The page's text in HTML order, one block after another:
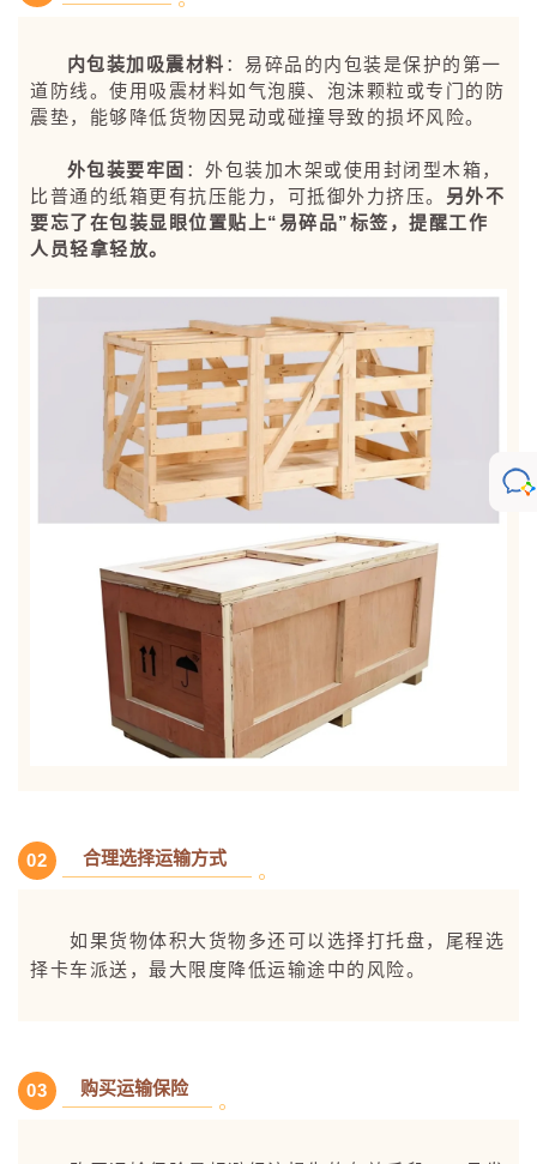
内包装加吸震材料 ：易碎品的内包装是保护的第一
道防线。使用吸震材料如气泡膜、泡沫颗粒或专门的防
震垫，能够降低货物因晃动或碰撞导致的损坏风险。
外包装要牢固 ：外包装加木架或使用封闭型木箱，
比普通的纸箱更有抗压能力，可抵御外力挤压。 另外不
要忘了在包装显眼位置贴上“易碎品”标签，提醒工作
人员轻拿轻放。
02 合理选择运输方式
如果货物体积大货物多还可以选择打托盘，尾程选
择卡车派送，最大限度降低运输途中的风险。
03 购买运输保险